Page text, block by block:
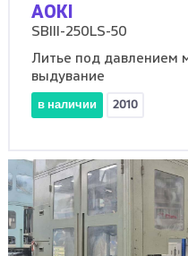
AOKI
SBIII-250LS-50
Литье под
выдувание
в наличии 2010